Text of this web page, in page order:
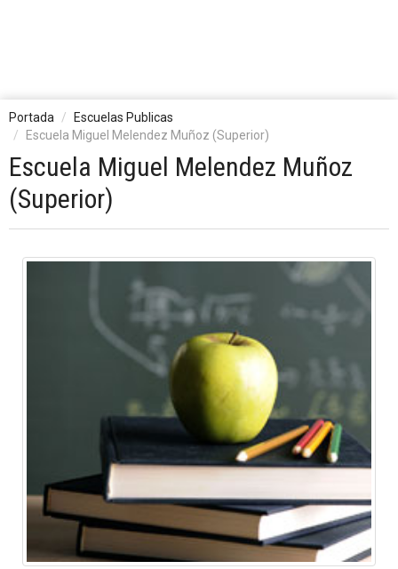
Portada
Escuelas Publicas
Escuela Miguel Melendez Muñoz (Superior)
Escuela Miguel Melendez Muñoz
(Superior)